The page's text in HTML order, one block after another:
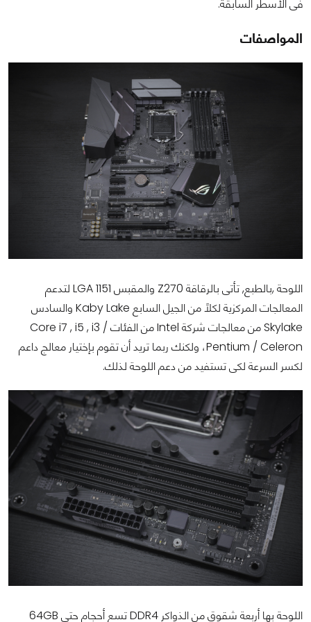
فى الأسطر السابقة.
المواصفات
اللوحة ,بالطبع, تأتى بالرقاقة Z270 والمقبس LGA 1151 لتدعم
المعالجات المركزية لكلاً من الجيل السابع Kaby Lake والسادس
Skylake من معالجات شركة Intel من الفئات Core i7 , i5 , i3 /
Pentium / Celeron، ولكنك ربما تريد أن تقوم بإختيار معالج داعم
لكسر السرعة لكى تستفيد من دعم اللوحة لذلك.
اللوحة بها أربعة شقوق من الذواكر DDR4 تسع أحجام حتى 64GB